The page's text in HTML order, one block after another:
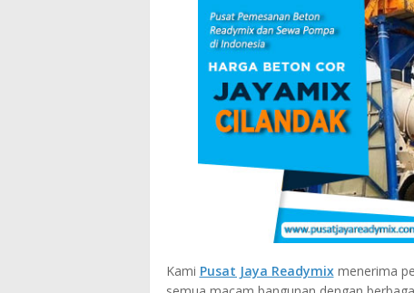
Kami Pusat Jaya Readymixmenerima